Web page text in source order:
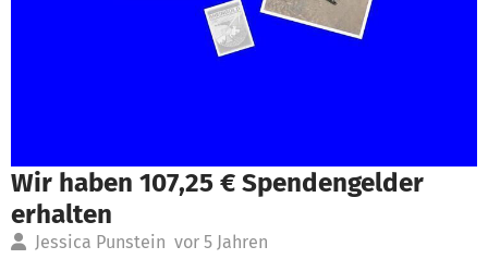
Wir haben 107,25 € Spendengelder
erhalten
Jessica Punstein vor 5 Jahren